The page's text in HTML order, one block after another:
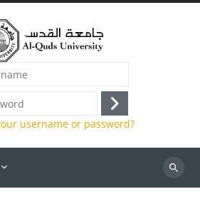
Log
in
username or password?
Search